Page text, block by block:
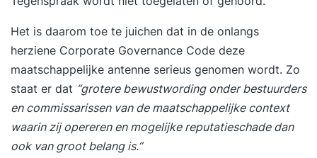
Het is daarom toe te juichen dat in de onlangs
herziene Corporate Governance Code deze
maatschappelijke antenne serieus genomen wordt. Zo
staat er dat “grotere bewustwording onder bestuurders
en commissarissen van de maatschappelijke context
waarin zij opereren en mogelijke reputatieschade dan
ook van groot belang is.”